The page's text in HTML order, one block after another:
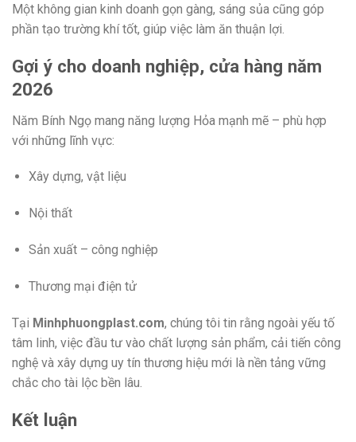
Một không gian kinh doanh gọn gàng, sáng sủa cũng góp
phần tạo trường khí tốt, giúp việc làm ăn thuận lợi.
Gợi ý cho doanh nghiệp, cửa hàng năm
2026
Năm Bính Ngọ mang năng lượng Hỏa mạnh mẽ – phù hợp
với những lĩnh vực:
Xây dựng, vật liệu
Nội thất
Sản xuất – công nghiệp
Thương mại điện tử
Tại Minhphuongplast.com, chúng tôi tin rằng ngoài yếu tố
tâm linh, việc đầu tư vào chất lượng sản phẩm, cải tiến công
nghệ và xây dựng uy tín thương hiệu mới là nền tảng vững
chắc cho tài lộc bền lâu.
Kết luận